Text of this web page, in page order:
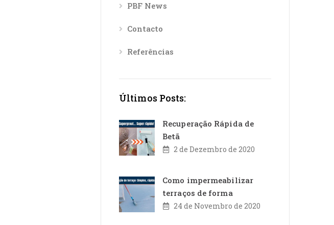
PBF News
Contacto
Referências
Últimos Posts:
Recuperação Rápida de
Betã
2 de Dezembro de 2020
Como impermeabilizar
terraços de forma
24 de Novembro de 2020